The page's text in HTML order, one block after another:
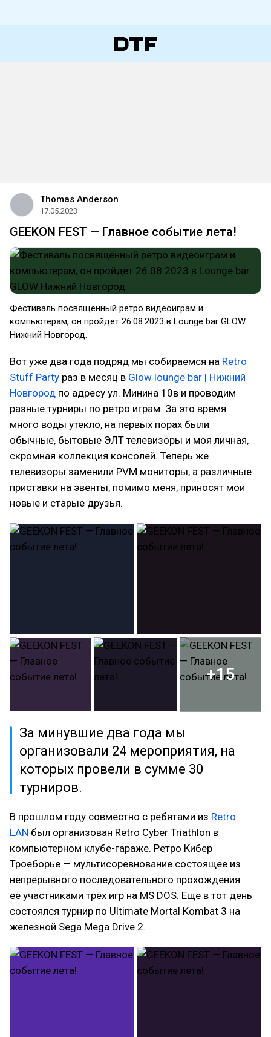
Thomas Anderson
17.05.2023
GEEKON FEST — Главное событие лета!
Фестиваль посвящённый ретро видеоиграм и
компьютерам, он пройдет 26.08.2023 в Lounge bar GLOW
Нижний Новгород.
Вот уже два года подряд мы собираемся на Retro
Stuff Party раз в месяц в Glow lounge bar | Нижний
Новгород по адресу ул. Минина 10в и проводим
разные турниры по ретро играм. За это время
много воды утекло, на первых порах были
обычные, бытовые ЭЛТ телевизоры и моя личная,
скромная коллекция консолей. Теперь же
телевизоры заменили PVM мониторы, а различные
приставки на эвенты, помимо меня, приносят мои
новые и старые друзья.
+15
За минувшие два года мы
организовали 24 мероприятия, на
которых провели в сумме 30
турниров.
В прошлом году совместно с ребятами из Retro
LAN был организован Retro Cyber Triathlon в
компьютерном клубе-гараже. Ретро Кибер
Троеборье — мультисоревнование состоящее из
непрерывного последовательного прохождения
её участниками трёх игр на MS DOS. Еще в тот день
состоялся турнир по Ultimate Mortal Kombat 3 на
железной Sega Mega Drive 2.